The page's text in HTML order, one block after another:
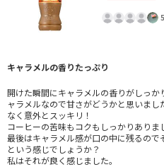
キャラメルの香りたっぷり
開けた瞬間にキャラメルの香りがしっか
ャラメルなので甘さがどうかと思いまし
なく意外とスッキリ！
コーヒーの苦味もコクもしっかりありま
最後はキャラメル感が口の中に残るので
という感じでしょうか？
私はそれが良く感じました。